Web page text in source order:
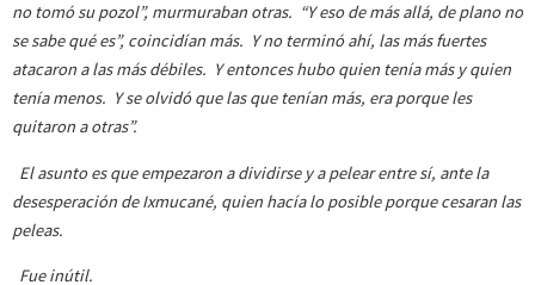
no tomó su pozol”, murmuraban otras. “Y eso de más allá, de plano no
se sabe qué es”, coincidían más. Y no terminó ahí, las más fuertes
atacaron a las más débiles. Y entonces hubo quien tenía más y quien
tenía menos. Y se olvidó que las que tenían más, era porque les
quitaron a otras”.
El asunto es que empezaron a dividirse y a pelear entre sí, ante la
desesperación de Ixmucané, quien hacía lo posible porque cesaran las
peleas.
Fue inútil.